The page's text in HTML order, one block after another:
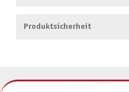
Produktsicherheit